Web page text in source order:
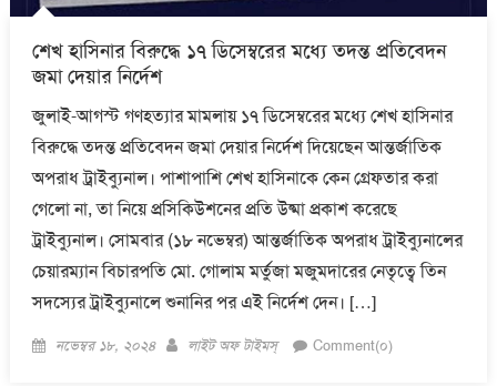
শেখ হাসিনার বিরুদ্ধে ১৭ ডিসেম্বরের মধ্যে তদন্ত প্রতিবেদন
জমা দেয়ার নির্দেশ
জুলাই-আগস্ট গণহত্যার মামলায় ১৭ ডিসেম্বরের মধ্যে শেখ হাসিনার
বিরুদ্ধে তদন্ত প্রতিবেদন জমা দেয়ার নির্দেশ দিয়েছেন আন্তর্জাতিক
অপরাধ ট্রাইব্যুনাল। পাশাপাশি শেখ হাসিনাকে কেন গ্রেফতার করা
গেলো না, তা নিয়ে প্রসিকিউশনের প্রতি উষ্মা প্রকাশ করেছে
ট্রাইব্যুনাল। সোমবার (১৮ নভেম্বর) আন্তর্জাতিক অপরাধ ট্রাইব্যুনালের
চেয়ারম্যান বিচারপতি মো. গোলাম মর্তুজা মজুমদারের নেতৃত্বে তিন
সদস্যের ট্রাইব্যুনালে শুনানির পর এই নির্দেশ দেন। […]
Posted
নভেম্বর ১৮, ২০২৪ Author
লাইট অফ টাইমস্ Comment(০)